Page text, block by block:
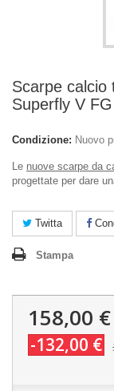
Scarpe calcio
Superfly V
Condizione: Nuovo
Le nuove scarpe da
progettate per dare
Twitta
Stampa
158,00 €
-132,00 €